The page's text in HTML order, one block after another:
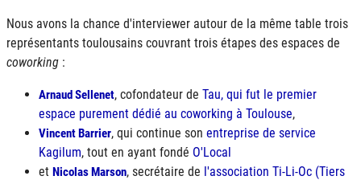
Nous avons la chance d'interviewer autour de la même table trois
représentants toulousains couvrant trois étapes des espaces de
coworking :
Arnaud Sellenet, cofondateur de Tau, qui fut le premier
espace purement dédié au coworking à Toulouse,
Vincent Barrier, qui continue son entreprise de service
Kagilum, tout en ayant fondé O'Local
et Nicolas Marson, secrétaire de l'association Ti-Li-Oc (Tiers